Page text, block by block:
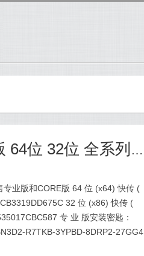
Windows8简体中文 旗舰版 专业版 64位 32位 全系列 及win8 神key
业版和CORE版 64 位 (x64) 快传 (
32 位 (x86) 快传 (
专 业 版安装密匙：
R7TKB-3YPBD-8DRP2-27GG4